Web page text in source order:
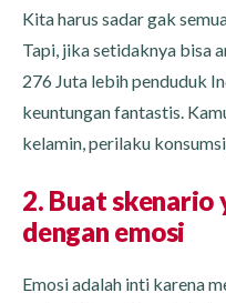
Kita harus sadar gak
Tapi, jika setidaknya bisa
276 Juta lebih penduduk
keuntungan fantastis.
kelamin, perilaku
2. Buat skenario
dengan emosi
Emosi adalah inti karena